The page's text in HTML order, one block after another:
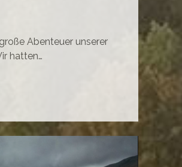
Abenteuer unserer
hatten…
INSEL